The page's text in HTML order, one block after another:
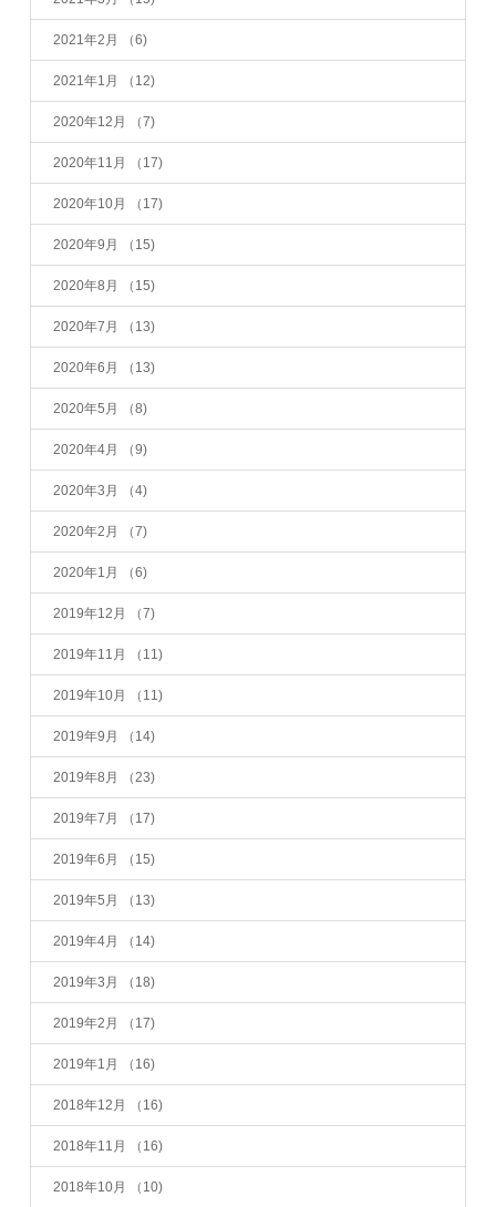
2021年2月 （6)
2021年1月 （12)
2020年12月 （7)
2020年11月 （17)
2020年10月 （17)
2020年9月 （15)
2020年8月 （15)
2020年7月 （13)
2020年6月 （13)
2020年5月 （8)
2020年4月 （9)
2020年3月 （4)
2020年2月 （7)
2020年1月 （6)
2019年12月 （7)
2019年11月 （11)
2019年10月 （11)
2019年9月 （14)
2019年8月 （23)
2019年7月 （17)
2019年6月 （15)
2019年5月 （13)
2019年4月 （14)
2019年3月 （18)
2019年2月 （17)
2019年1月 （16)
2018年12月 （16)
2018年11月 （16)
2018年10月 （10)